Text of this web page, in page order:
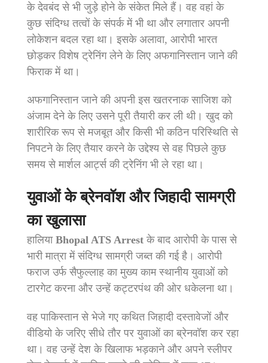
के देवबंद से भी जुड़े होने के संकेत मिले हैं। वह वहां के
कुछ संदिग्ध तत्वों के संपर्क में भी था और लगातार अपनी
लोकेशन बदल रहा था। इसके अलावा, आरोपी भारत
छोड़कर विशेष ट्रेनिंग लेने के लिए अफगानिस्तान जाने की
फिराक में था।
अफगानिस्तान जाने की अपनी इस खतरनाक साजिश को
अंजाम देने के लिए उसने पूरी तैयारी कर ली थी। खुद को
शारीरिक रूप से मजबूत और किसी भी कठिन परिस्थिति से
निपटने के लिए तैयार करने के उद्देश्य से वह पिछले कुछ
समय से मार्शल आर्ट्स की ट्रेनिंग भी ले रहा था।
युवाओं के ब्रेनवॉश और जिहादी सामग्री
का खुलासा
हालिया Bhopal ATS Arrest के बाद आरोपी के पास से
भारी मात्रा में संदिग्ध सामग्री जब्त की गई है। आरोपी
फराज उर्फ सैफुल्लाह का मुख्य काम स्थानीय युवाओं को
टारगेट करना और उन्हें कट्टरपंथ की ओर धकेलना था।
वह पाकिस्तान से भेजे गए कथित जिहादी दस्तावेजों और
वीडियो के जरिए सीधे तौर पर युवाओं का ब्रेनवॉश कर रहा
था। वह उन्हें देश के खिलाफ भड़काने और अपने स्लीपर